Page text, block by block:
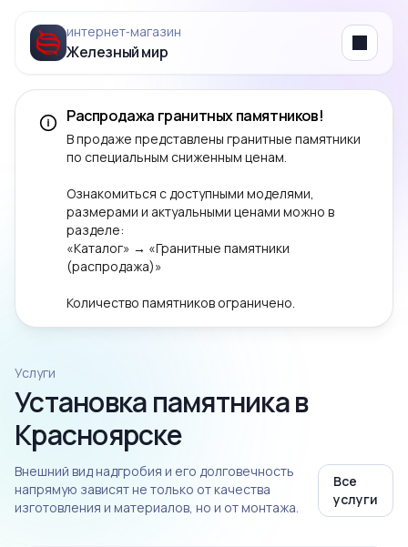
интернет‑магазин
Железный мир Menu
Распродажа гранитных памятников!
В продаже представлены гранитные памятники
по специальным сниженным ценам.
Ознакомиться с доступными моделями,
размерами и актуальными ценами можно в
разделе:
«Каталог» → «Гранитные памятники
(распродажа)»
Количество памятников ограничено.
Услуги
Установка памятника в
Красноярске
Внешний вид надгробия и его долговечность
напрямую зависят не только от качества
изготовления и материалов, но и от монтажа.
Все
услуги